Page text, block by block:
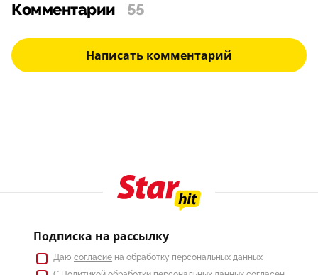
Комментарии 55
Написать комментарий
Подписка на рассылку
Даю согласие на обработку персональных данных